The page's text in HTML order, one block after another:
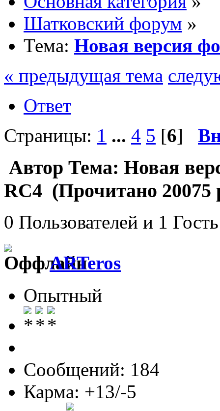
Шатковский форум »
Тема: Новая версия
« предыдущая тема
Ответ
Страницы: 1 ... 4 5 [6]
Автор Тема: Новая
RC4 (Прочитано 20075
0 Пользователей и 1
ARTeros
Опытный
Сообщений: 184
Карма: +13/-5